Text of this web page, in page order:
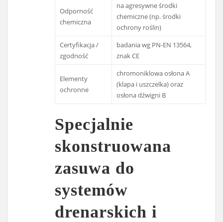
Odporność
chemiczna
na agresywne środki
chemiczne (np. środki
ochrony roślin)
Certyfikacja /
zgodność
badania wg PN-EN 13564,
znak CE
Elementy
ochronne
chromoniklowa osłona A
(klapa i uszczelka) oraz
osłona dźwigni B
Specjalnie
skonstruowana
zasuwa do
systemów
drenarskich i